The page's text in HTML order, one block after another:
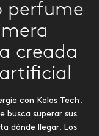
perfume
creada
con Kalos Tech.
busca superar sus
dónde llegar. Los